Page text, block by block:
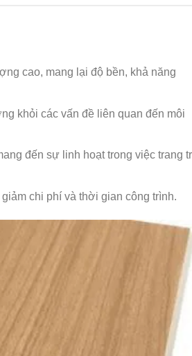
cao, mang lại độ bền, khả năng
khỏi các vấn đề liên quan đến môi
đến sự linh hoạt trong việc trang
chi phí và thời gian công trình.